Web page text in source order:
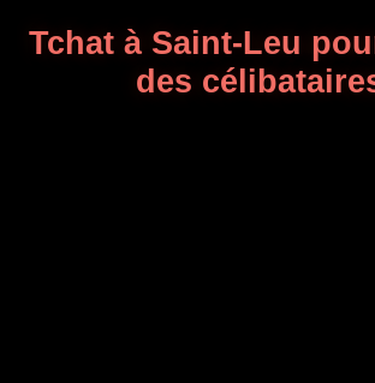
Tchat à Saint-Leu
des